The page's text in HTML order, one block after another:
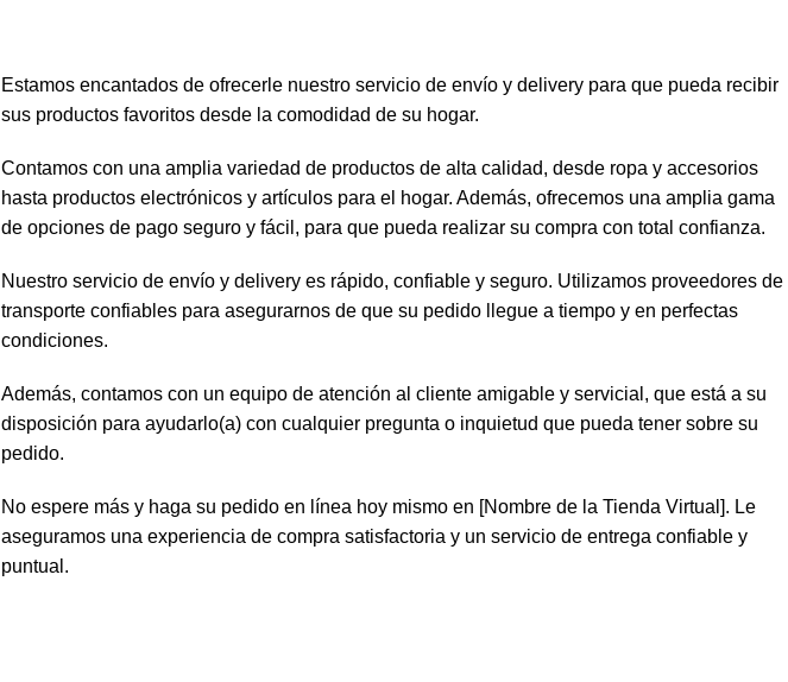
Estamos encantados de ofrecerle nuestro servicio de envío y delivery para que pueda recibir
sus productos favoritos desde la comodidad de su hogar.
Contamos con una amplia variedad de productos de alta calidad, desde ropa y accesorios
hasta productos electrónicos y artículos para el hogar. Además, ofrecemos una amplia gama
de opciones de pago seguro y fácil, para que pueda realizar su compra con total confianza.
Nuestro servicio de envío y delivery es rápido, confiable y seguro. Utilizamos proveedores de
transporte confiables para asegurarnos de que su pedido llegue a tiempo y en perfectas
condiciones.
Además, contamos con un equipo de atención al cliente amigable y servicial, que está a su
disposición para ayudarlo(a) con cualquier pregunta o inquietud que pueda tener sobre su
pedido.
No espere más y haga su pedido en línea hoy mismo en [Nombre de la Tienda Virtual]. Le
aseguramos una experiencia de compra satisfactoria y un servicio de entrega confiable y
puntual.